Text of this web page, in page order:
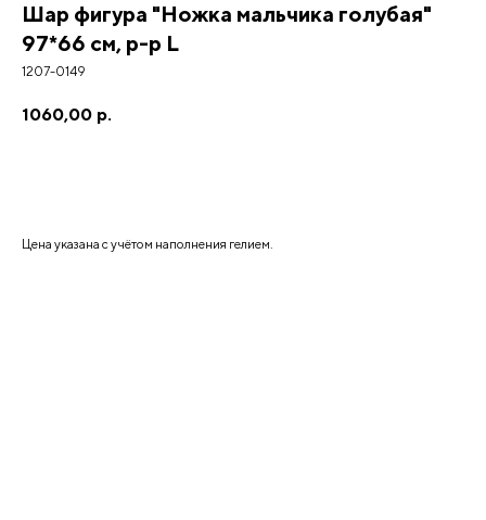
Шар фигура "Ножка мальчика голубая"
97*66 см, р-р L
1207-0149
1060,00 р.
Цена указана с учётом наполнения гелием.